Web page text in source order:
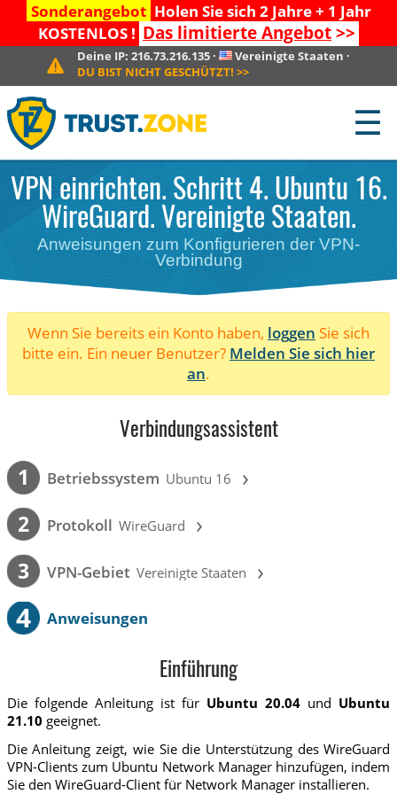
Sonderangebot Holen Sie sich 2 Jahre + 1 Jahr
KOSTENLOS ! Das limitierte Angebot>>
Deine IP: 216.73.216.135· Vereinigte Staaten ·
DU BIST NICHT GESCHÜTZT! >>
☰
VPN einrichten. Schritt 4. Ubuntu 16.
WireGuard. Vereinigte Staaten.
Anweisungen zum Konfigurieren der VPN-
Verbindung
Wenn Sie bereits ein Konto haben, loggen Sie sich
bitte ein. Ein neuer Benutzer? Melden Sie sich hier
an.
Verbindungsassistent
1 Betriebssystem Ubuntu 16 ›
2 Protokoll WireGuard ›
3 VPN-Gebiet Vereinigte Staaten ›
4 Anweisungen
Einführung
Die folgende Anleitung ist für Ubuntu 20.04 und Ubuntu
21.10 geeignet.
Die Anleitung zeigt, wie Sie die Unterstützung des WireGuard
VPN-Clients zum Ubuntu Network Manager hinzufügen, indem
Sie den WireGuard-Client für Network Manager installieren.